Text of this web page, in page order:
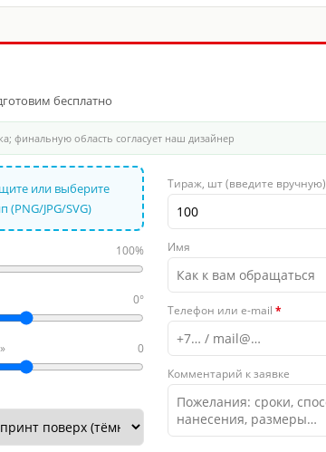
бесплатно
финальную область согласует наш дизайнер
или выберите
(PNG/JPG/SVG)
100%
0°
0
Тираж, шт (введите вручную)
Имя
Телефон или e-mail *
Комментарий к заявке